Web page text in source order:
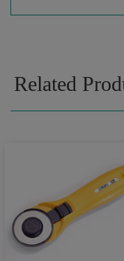
Related